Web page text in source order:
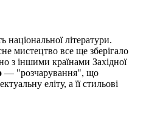
національної літератури.
мистецтво все ще зберігало
з іншими країнами Західної
— "розчарування", що
еліту, а її стильові